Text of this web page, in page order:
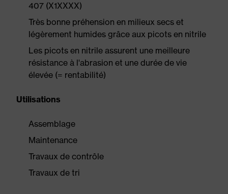
407 (X1XXXX)
Très bonne préhension en milieux secs et
légèrement humides grâce aux picots en nitrile
Les picots en nitrile assurent une meilleure
résistance à l'abrasion et une durée de vie
élevée (= rentabilité)
Utilisations
Assemblage
Maintenance
Travaux de contrôle
Travaux de tri